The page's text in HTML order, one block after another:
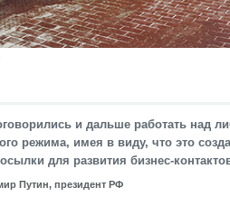
и дальше работать над
режима, имея в виду, что это
для развития бизнес-
Путин, президент РФ